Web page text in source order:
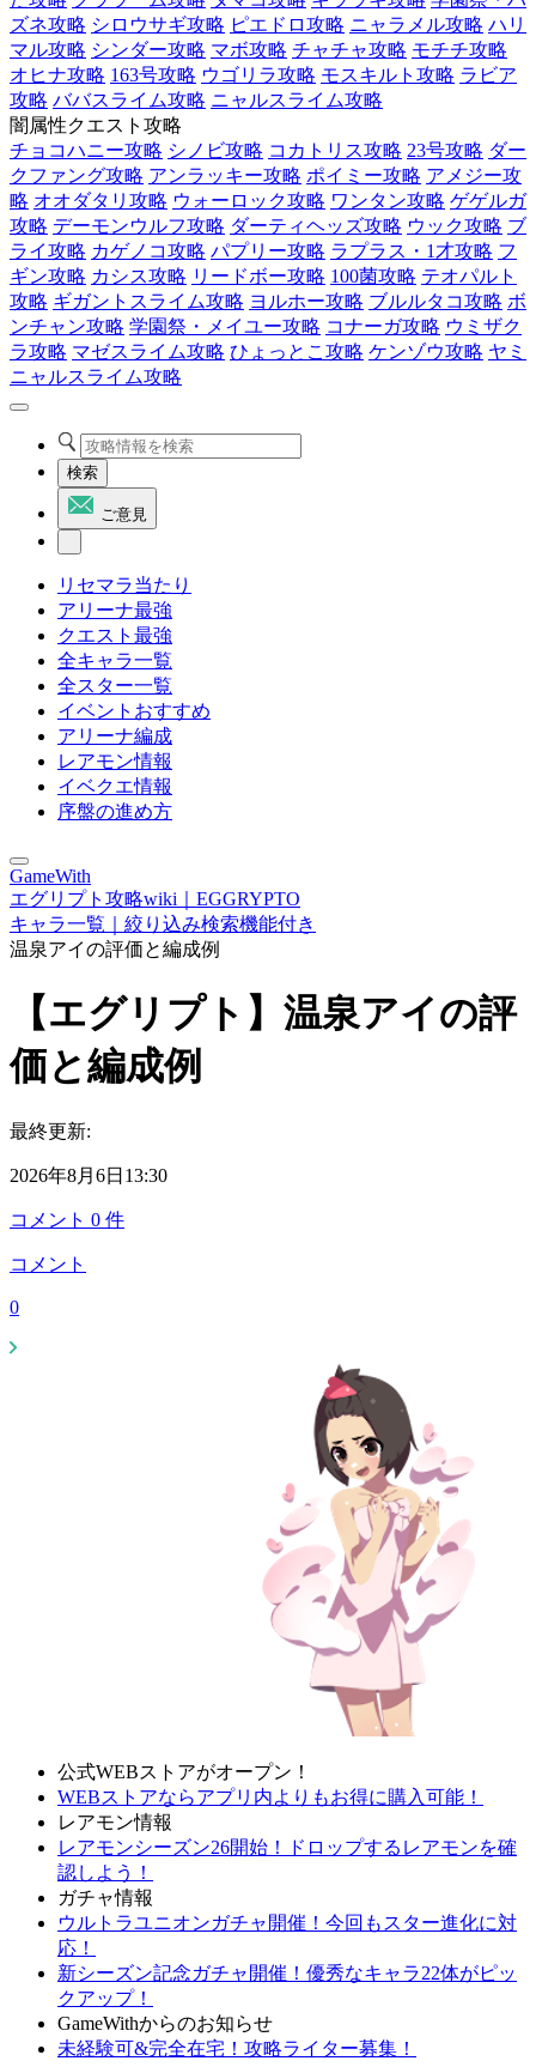
ズネ攻略 シロウサギ攻略 ピエドロ攻略 ニャラメル攻略 ハリ
マル攻略 シンダー攻略 マボ攻略 チャチャ攻略 モチチ攻略
オヒナ攻略 163号攻略 ウゴリラ攻略 モスキルト攻略 ラビア
攻略 ババスライム攻略 ニャルスライム攻略
闇属性クエスト攻略
チョコハニー攻略 シノビ攻略 コカトリス攻略 23号攻略 ダー
クファング攻略 アンラッキー攻略 ポイミー攻略 アメジー攻
略 オオダタリ攻略 ウォーロック攻略 ワンタン攻略 ゲゲルガ
攻略 デーモンウルフ攻略 ダーティヘッズ攻略 ウック攻略 ブ
ライ攻略 カゲノコ攻略 パプリー攻略 ラプラス・1才攻略 フ
ギン攻略 カシス攻略 リードボー攻略 100菌攻略 テオパルト
攻略 ギガントスライム攻略 ヨルホー攻略 ブルルタコ攻略 ボ
ンチャン攻略 学園祭・メイユー攻略 コナーガ攻略 ウミザク
ラ攻略 マゼスライム攻略 ひょっとこ攻略 ケンゾウ攻略 ヤミ
ニャルスライム攻略
検索
ご意見
リセマラ当たり
アリーナ最強
クエスト最強
全キャラ一覧
全スター一覧
イベントおすすめ
アリーナ編成
レアモン情報
イベクエ情報
序盤の進め方
GameWith
エグリプト攻略wiki｜EGGRYPTO
キャラ一覧｜絞り込み検索機能付き
温泉アイの評価と編成例
【エグリプト】温泉アイの評
価と編成例
最終更新:
2026年8月6日13:30
コメント 0 件
コメント
0
公式WEBストアがオープン！
WEBストアならアプリ内よりもお得に購入可能！
レアモン情報
レアモンシーズン26開始！ドロップするレアモンを確
認しよう！
ガチャ情報
ウルトラユニオンガチャ開催！今回もスター進化に対
応！
新シーズン記念ガチャ開催！優秀なキャラ22体がピッ
クアップ！
GameWithからのお知らせ
未経験可&完全在宅！攻略ライター募集！